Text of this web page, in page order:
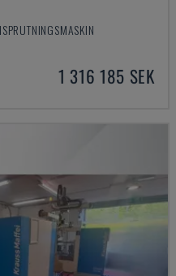
1 316 185 SEK